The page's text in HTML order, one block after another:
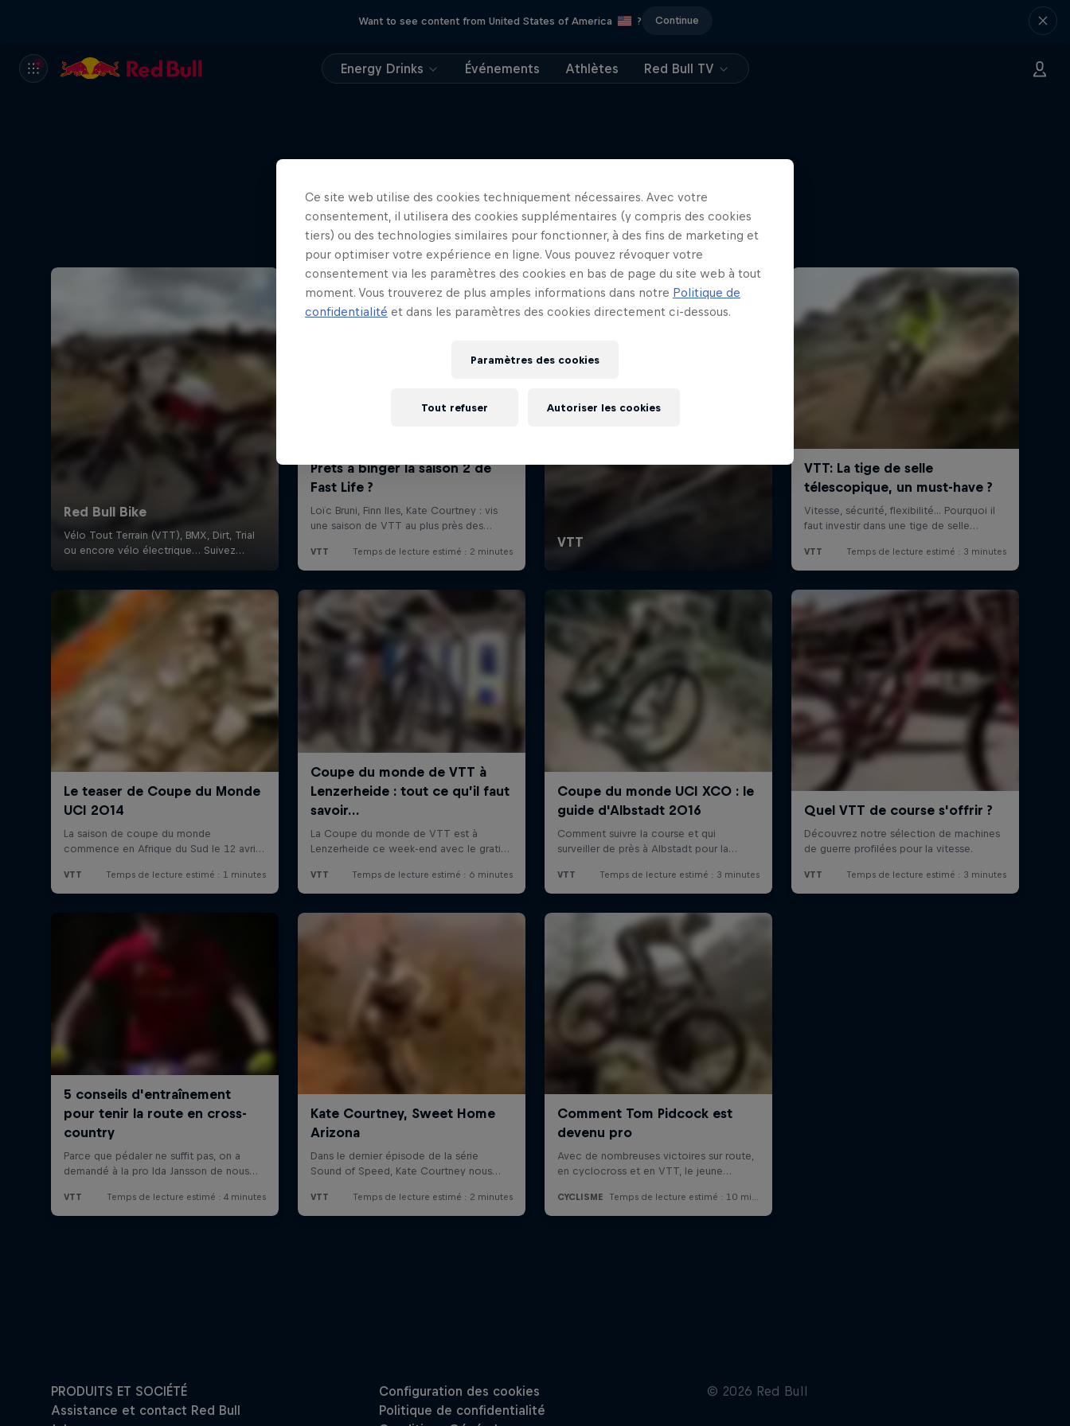
Want to see content from United States of America ? Continue
Energy Drinks Événements Athlètes Red Bull TV
J'EN VEUX ENCORE !
Ce site web utilise des cookies techniquement nécessaires. Avec votre
consentement, il utilisera des cookies supplémentaires (y compris des cookies
tiers) ou des technologies similaires pour fonctionner, à des fins de marketing et
pour optimiser votre expérience en ligne. Vous pouvez révoquer votre
consentement via les paramètres des cookies en bas de page du site web à tout
moment. Vous trouverez de plus amples informations dans notre Politique de
confidentialité et dans les paramètres des cookies directement ci-dessous.
Paramètres des cookies
Tout refuser Autoriser les cookies